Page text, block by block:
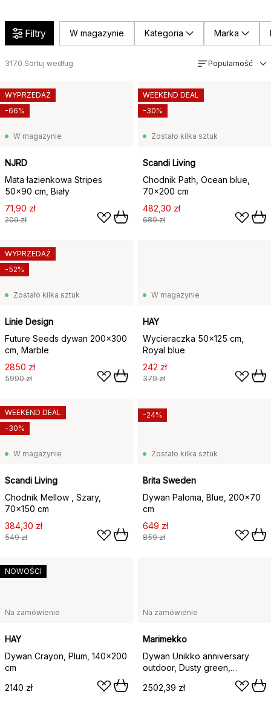
Filtry W magazynie Kategoria Marka
3170 Sortuj według Popularność
W magazynie
NJRD
Mata łazienkowa Stripes
50x90 cm, Biały
71,90 zł
209 zł
WYPRZEDAŻ
-66%
Zostało kilka sztuk
Scandi Living
Chodnik Path, Ocean blue,
70x200 cm
482,30 zł
689 zł
WEEKEND DEAL
-30%
Zostało kilka sztuk
Linie Design
Future Seeds dywan 200x300
cm, Marble
2850 zł
5990 zł
WYPRZEDAŻ
-52%
W magazynie
HAY
Wycieraczka 50x125 cm,
Royal blue
242 zł
379 zł
W magazynie
Scandi Living
Chodnik Mellow , Szary,
70x150 cm
384,30 zł
549 zł
WEEKEND DEAL
-30%
Zostało kilka sztuk
Brita Sweden
Dywan Paloma, Blue, 200x70
cm
649 zł
859 zł
-24%
Na zamówienie
HAY
Dywan Crayon, Plum, 140x200
cm
2140 zł
NOWOŚCI
Na zamówienie
Marimekko
Dywan Unikko anniversary
outdoor, Dusty green,
2502,39 zł